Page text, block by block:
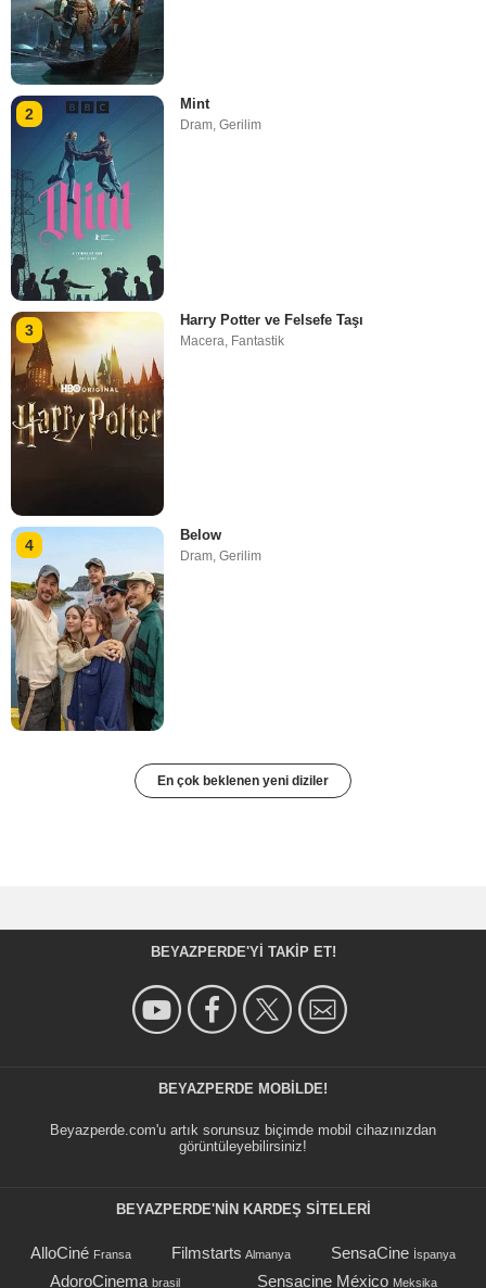
2
Mint
Dram,Gerilim
3
Harry Potter ve Felsefe Taşı
Macera Fantastik
4
Below
Dram,Gerilim
En çok beklenen yeni diziler
BEYAZPERDE'YI TAKIP ET!
BEYAZPERDE MOBILDE!
Beyazperde.com'u artık sorunsuz biçimde mobil cihazınızdan
görüntüleyebilirsiniz!
BEYAZPERDE'NIN KARDEŞ SİTELERİ
AlloCiné Fransa Filmstarts Almanya SensaCine İspanya
AdoroCinema brasil Sensacine México Meksika